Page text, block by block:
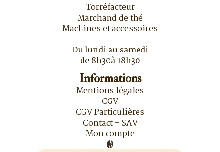
Torréfacteur
Marchand de thé
Machines et accessoires
Du lundi au samedi
de 8h30à 18h30
Informations
Mentions légales
CGV
CGV Particulières
Contact - SAV
Mon compte